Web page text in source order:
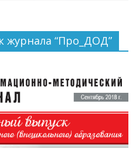
журнала “Про_ДОД”